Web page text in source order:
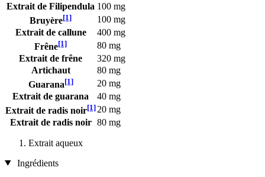
Extrait de Filipendula 100 mg
Bruyère[1]
100 mg
Extrait de callune
400 mg
Frêne[1]
80 mg
Extrait de frêne
320 mg
Artichaut
80 mg
Guarana[1]
20 mg
Extrait de guarana
40 mg
Extrait de radis noir[1] 20 mg
Extrait de radis noir 80 mg
Extrait aqueux
Ingrédients